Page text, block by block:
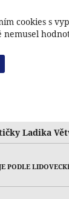
cookies s
nemusel
Ladika
PODLE